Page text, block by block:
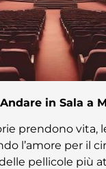
in Sala a
prendono vita,
l’amore per il
pellicole più